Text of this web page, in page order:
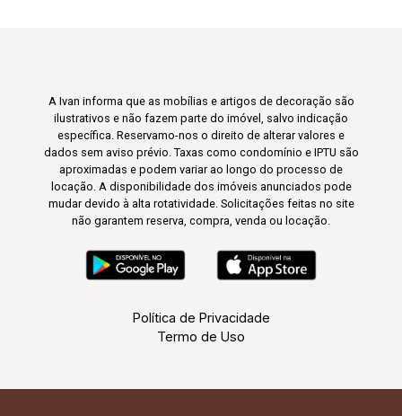
A Ivan informa que as mobílias e artigos de decoração são
ilustrativos e não fazem parte do imóvel, salvo indicação
específica. Reservamo-nos o direito de alterar valores e
dados sem aviso prévio. Taxas como condomínio e IPTU são
aproximadas e podem variar ao longo do processo de
locação. A disponibilidade dos imóveis anunciados pode
mudar devido à alta rotatividade. Solicitações feitas no site
não garantem reserva, compra, venda ou locação.
Política de Privacidade
Termo de Uso